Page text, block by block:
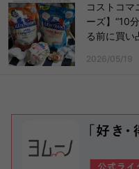
コストコマ
ーズ】“10
る前に買い
2026/05/19